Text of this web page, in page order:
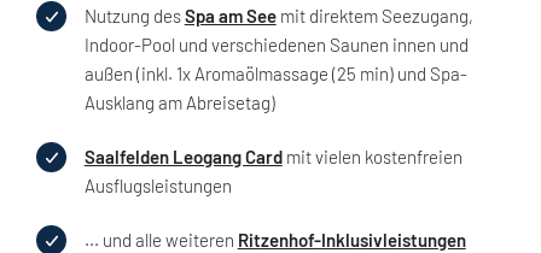
Nutzung desSpa am Seemit direktem Seezugang,
Indoor-Pool und verschiedenen Saunen innen und
außen (inkl. 1x Aromaölmassage (25 min) und Spa-
Ausklang am Abreisetag)
Saalfelden Leogang Cardmit vielen kostenfreien
Ausflugsleistungen
... und alle weiteren Ritzenhof-Inklusivleistungen